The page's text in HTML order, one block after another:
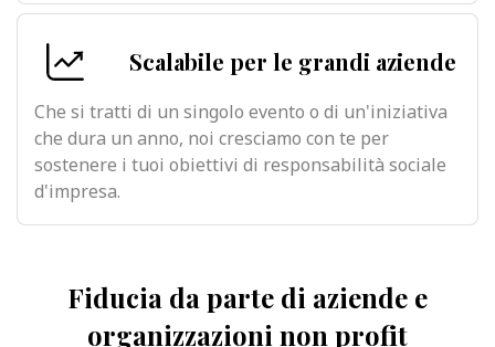
Scalabile per le grandi aziende
Che si tratti di un singolo evento o di un'iniziativa
che dura un anno, noi cresciamo con te per
sostenere i tuoi obiettivi di responsabilità sociale
d'impresa.
Fiducia da parte di aziende e
organizzazioni non profit